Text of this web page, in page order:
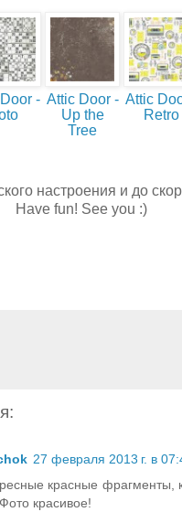
- Attic Door -
Up the
Tree
Attic
Retro
настроения и до
Have fun! See you :)
27 февраля 2013 г. в
красные фрагменты,
красивое!